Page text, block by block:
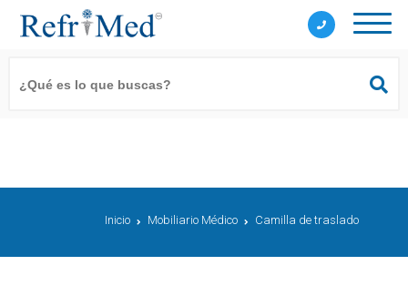
Inicio Mobiliario Médico Camilla de traslado